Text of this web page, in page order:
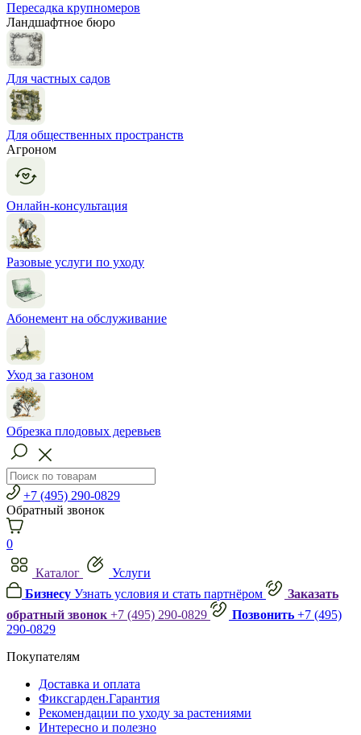
Пересадка крупномеров
Ландшафтное бюро
Для частных садов
Для общественных пространств
Агроном
Онлайн-консультация
Разовые услуги по уходу
Абонемент на обслуживание
Уход за газоном
Обрезка плодовых деревьев
+7 (495) 290-0829
Обратный звонок
0
Каталог
Услуги
Бизнесу Узнать условия и стать партнёром
Заказать
обратный звонок +7 (495) 290-0829 Позвонить +7 (495)
290-0829
Покупателям
Доставка и оплата
Фиксгарден.Гарантия
Рекомендации по уходу за растениями
Интересно и полезно